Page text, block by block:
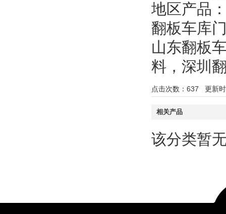
地区产品
翻板车库
山东翻板
料 ， 深圳
点击次数： 637 更新
相关产品
该分类暂